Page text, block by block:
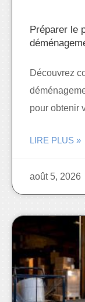
Préparer le
Découvrez
pour obtenir
LIRE PLUS »
août 5, 2026